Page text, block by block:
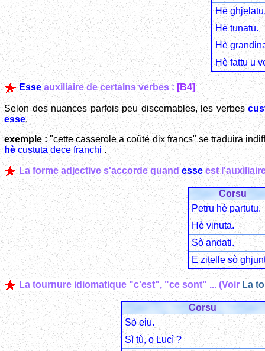
Hè
Hè tunatu.
Hè
Hè fattu u
Esse auxiliaire de certains verbes : [B4]
Selon des nuances parfois peu discernables, les verbes
esse.
exemple :"cette casserole a coûté dix francs" se traduira
hè custuta dece franchi.
La forme adjective s'accorde quandesseest
Corsu
Petru hè partutu.
Hè vinuta.
Sò andati.
E zitelle sò
La tournure idiomatique "c'est", "ce sont" ... (Voir La
Corsu
Sò eiu.
Sì tù, o Lucì ?